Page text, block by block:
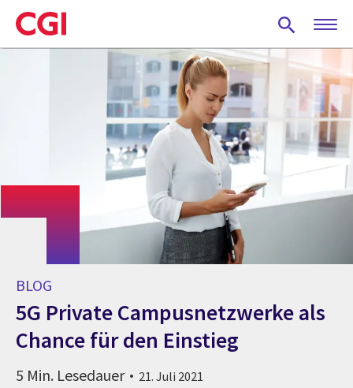
Skip
to
main
BLOG
5G Private Campusnetzwerke als
Chance für den Einstieg
5 Min. Lesedauer 21. Juli 2021